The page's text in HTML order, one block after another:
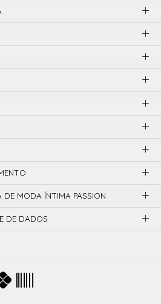
DE MODA ÍNTIMA PASSION
DE DADOS